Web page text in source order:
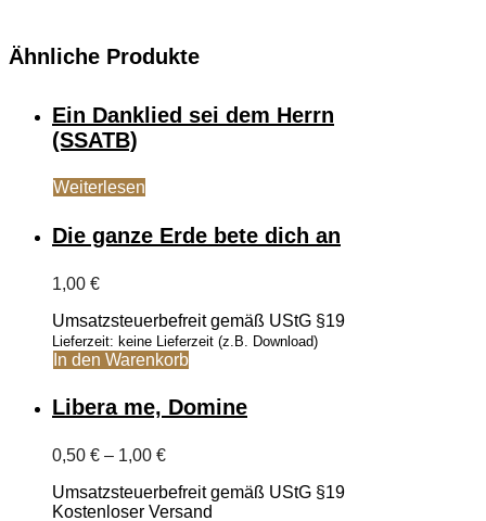
Ähnliche Produkte
Ein Danklied sei dem Herrn
(SSATB)
Weiterlesen
Die ganze Erde bete dich an
1,00 €
Umsatzsteuerbefreit gemäß UStG §19
Lieferzeit: keine Lieferzeit (z.B. Download)
In den Warenkorb
Libera me, Domine
0,50 € – 1,00 €Preisspanne:
bis
1,00 €
Umsatzsteuerbefreit gemäß UStG §19
Kostenloser Versand